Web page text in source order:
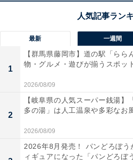
最新 一週間
1
【群馬県藤岡市】道の駅「らら
物・グルメ・遊びが揃うスポッ
2026/08/09
2
【岐阜県の人気スーパー銭湯】
多の湯」は人工温泉や多彩なお
2026/08/09
2026年8月発売！ パンどろぼう
ィギュアになった「パンどろぼ